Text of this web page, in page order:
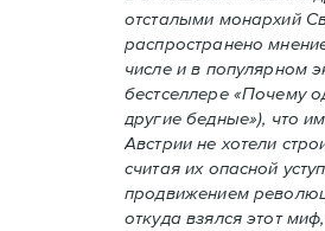
отсталыми монархий
распространено
числе и в популярном
бестселлере «Почему
другие бедные»), что
Австрии не хотели
считая их опасной
продвижением
откуда взялся этот